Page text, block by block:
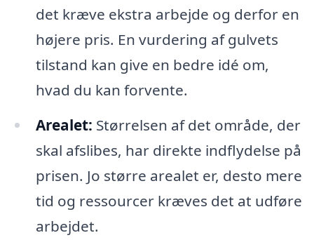
det kræve ekstra arbejde og derfor en
højere pris. En vurdering af gulvets
tilstand kan give en bedre idé om,
hvad du kan forvente.
Arealet: Størrelsen af det område, der
skal afslibes, har direkte indflydelse på
prisen. Jo større arealet er, desto mere
tid og ressourcer kræves det at udføre
arbejdet.